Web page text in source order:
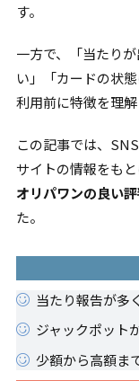
す。
一方で、「当たり
い」「カードの状
利用前に特徴を理
この記事では、
サイトの情報をもと
オリパワンの良い
た。
当たり報告が多
ジャックポット
少額から高額ま